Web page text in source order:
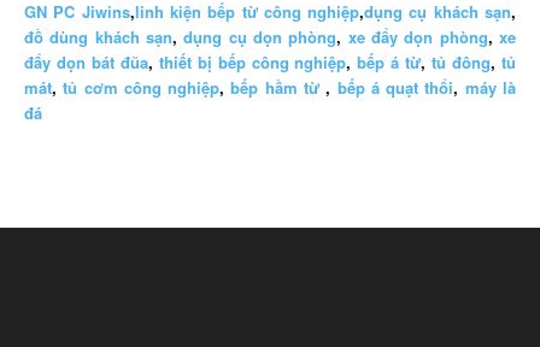
GN PC Jiwins,linh kiện bếp từ công nghiệp,dụng cụ khách sạn,
đồ dùng khách sạn,dụng cụ dọn phòng, xe đẩy dọn phòng,xe
đẩy dọn bát đũa, thiết bị bếp công nghiệp,bếp á từ,tủ đông,tủ
mát,tủ cơm công nghiệp,bếp hầm từ , bếp á quạt thổi, máy là
đá